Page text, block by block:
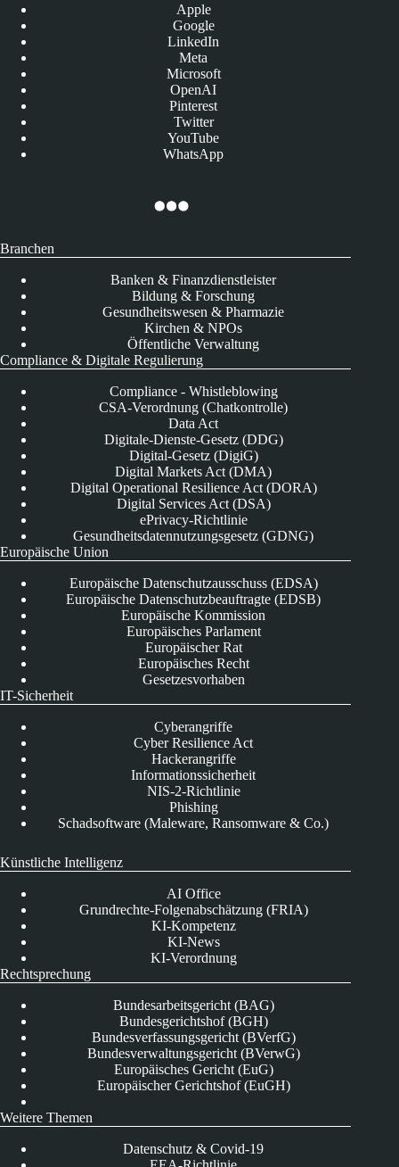
Apple
Google
LinkedIn
Meta
Microsoft
OpenAI
Pinterest
Twitter
YouTube
WhatsApp
Branchen
Banken & Finanzdienstleister
Bildung & Forschung
Gesundheitswesen & Pharmazie
Kirchen & NPOs
Öffentliche Verwaltung
Compliance & Digitale Regulierung
Compliance - Whistleblowing
CSA-Verordnung (Chatkontrolle)
Data Act
Digitale-Dienste-Gesetz (DDG)
Digital-Gesetz (DigiG)
Digital Markets Act (DMA)
Digital Operational Resilience Act (DORA)
Digital Services Act (DSA)
ePrivacy-Richtlinie
Gesundheitsdatennutzungsgesetz (GDNG)
Europäische Union
Europäische Datenschutzausschuss (EDSA)
Europäische Datenschutzbeauftragte (EDSB)
Europäische Kommission
Europäisches Parlament
Europäischer Rat
Europäisches Recht
Gesetzesvorhaben
IT-Sicherheit
Cyberangriffe
Cyber Resilience Act
Hackerangriffe
Informationssicherheit
NIS-2-Richtlinie
Phishing
Schadsoftware (Maleware, Ransomware & Co.)
Künstliche Intelligenz
AI Office
Grundrechte-Folgenabschätzung (FRIA)
KI-Kompetenz
KI-News
KI-Verordnung
Rechtsprechung
Bundesarbeitsgericht (BAG)
Bundesgerichtshof (BGH)
Bundesverfassungsgericht (BVerfG)
Bundesverwaltungsgericht (BVerwG)
Europäisches Gericht (EuG)
Europäischer Gerichtshof (EuGH)
Weitere Themen
Datenschutz & Covid-19